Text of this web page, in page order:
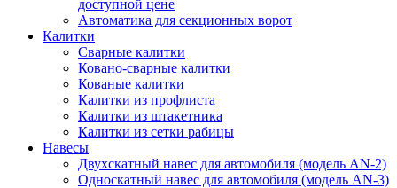
доступной цене
Автоматика для секционных ворот
Калитки
Сварные калитки
Ковано-сварные калитки
Кованые калитки
Калитки из профлиста
Калитки из штакетника
Калитки из сетки рабицы
Навесы
Двухскатный навес для автомобиля (модель AN-2)
Односкатный навес для автомобиля (модель AN-3)